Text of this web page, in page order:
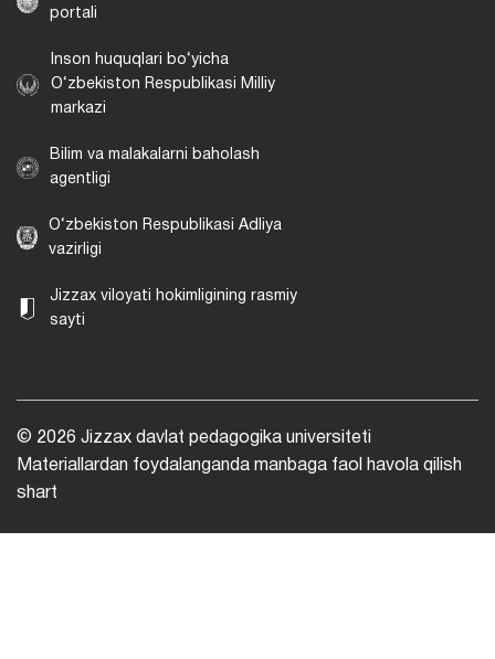
portali
Inson huquqlari bo‘yicha
O‘zbekiston Respublikasi Milliy
markazi
Bilim va malakalarni baholash
agentligi
O‘zbekiston Respublikasi Adliya
vazirligi
Jizzax viloyati hokimligining rasmiy
sayti
© 2026 Jizzax davlat pedagogika universiteti
Materiallardan foydalanganda manbaga faol havola qilish
shart